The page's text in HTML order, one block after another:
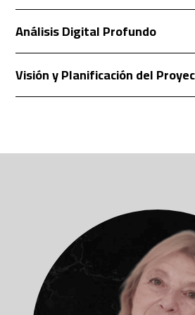
Análisis Digital Profundo
Visión y Planificación del